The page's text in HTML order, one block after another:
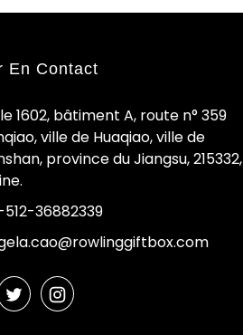
En Contact
1602, bâtiment A, route n° 359
ville de Huaqiao, ville de
province du Jiangsu, 215332,
36882339